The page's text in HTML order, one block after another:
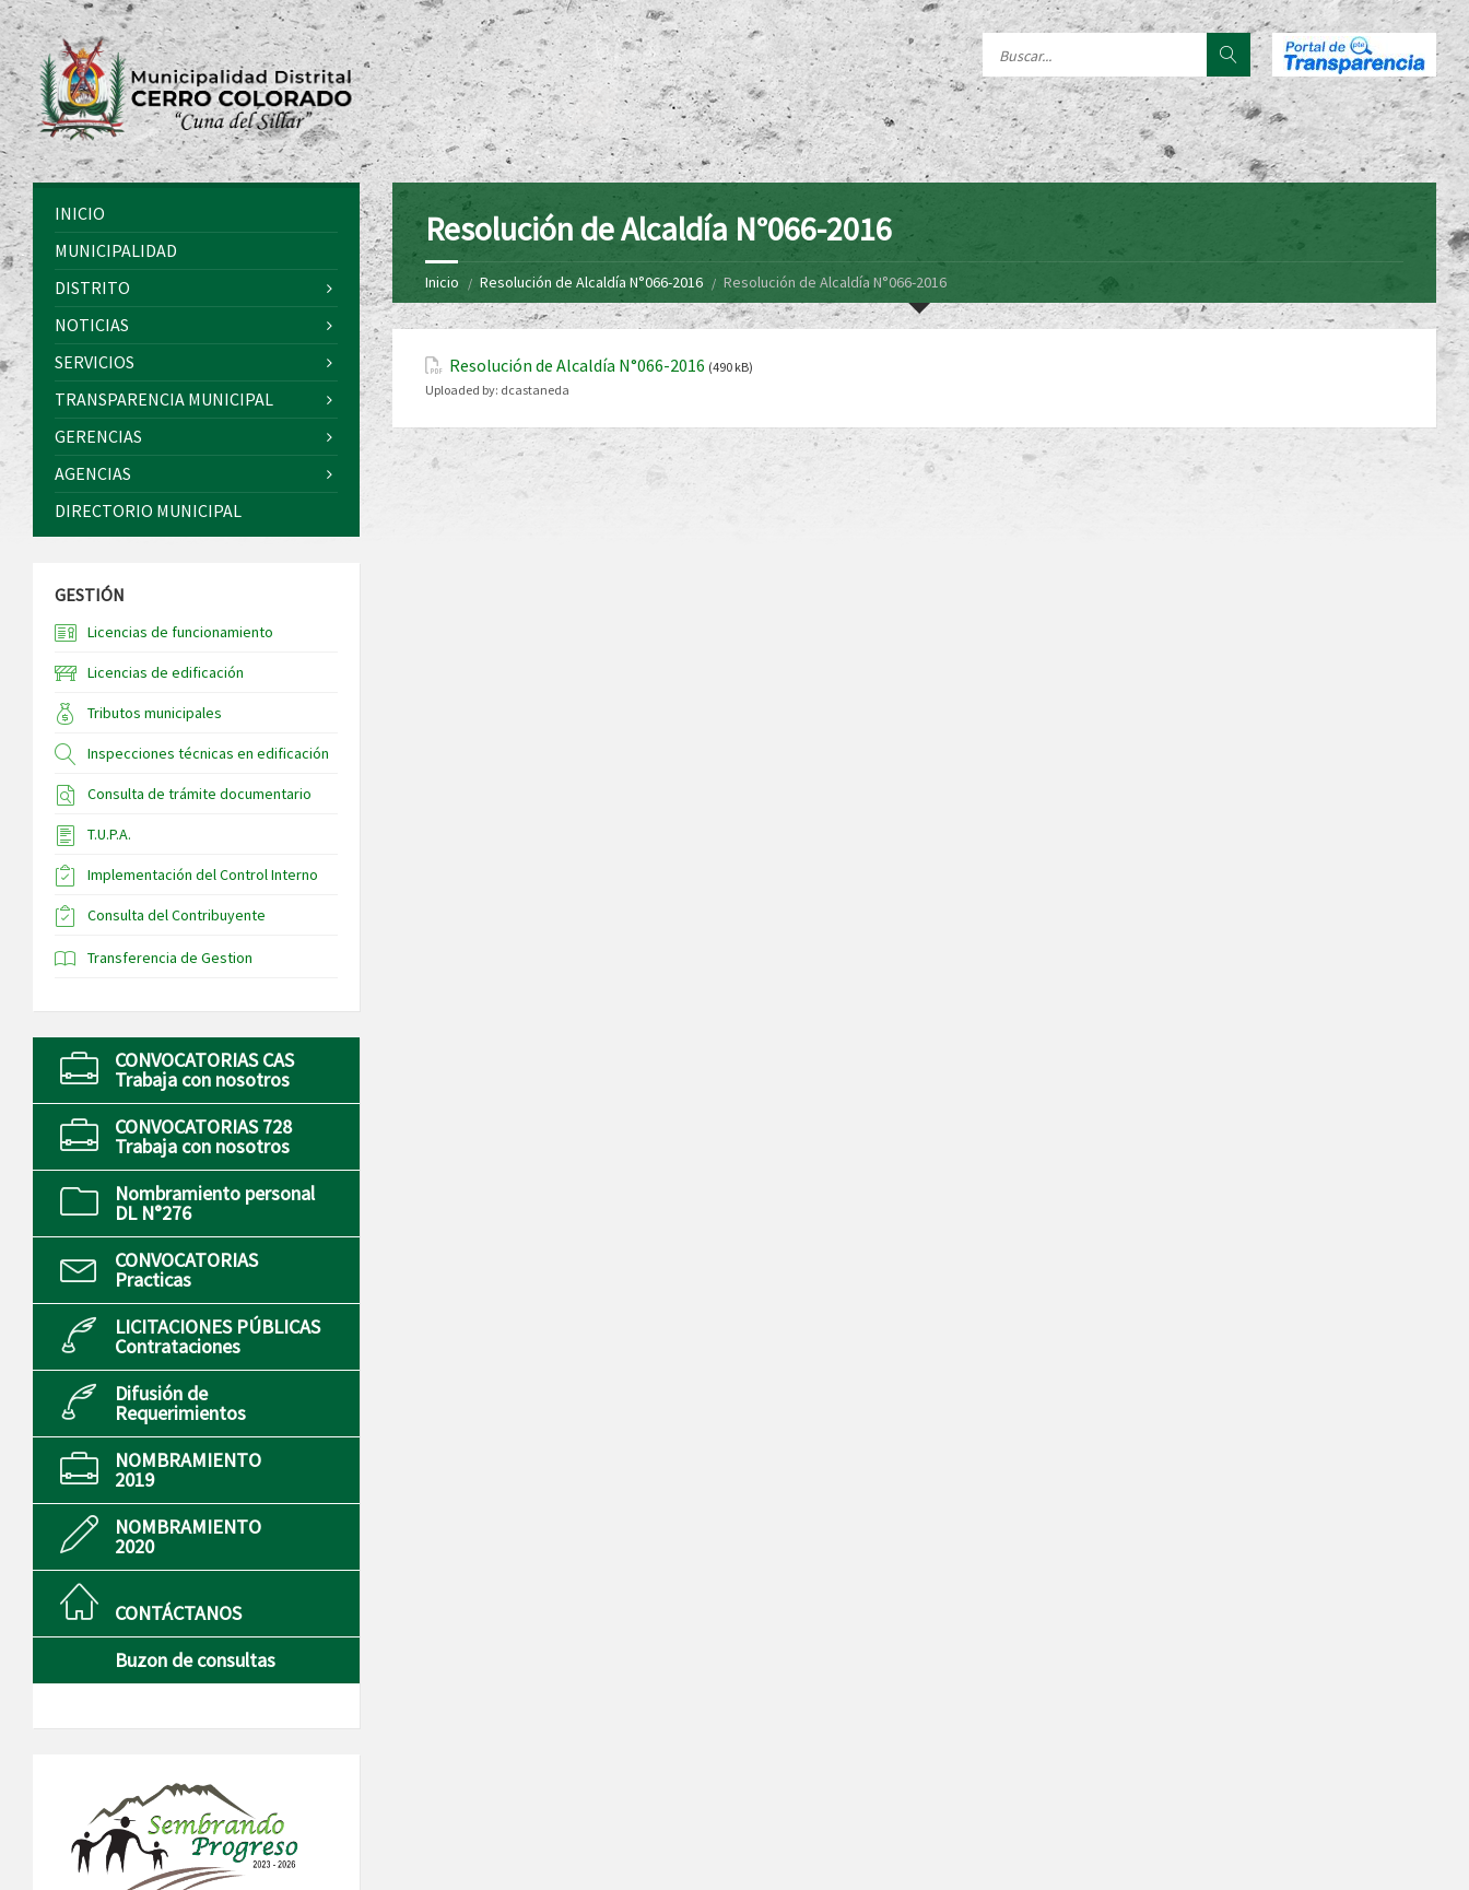
Resolución de Alcaldía N°066-2016
Inicio Resolución de Alcaldía N°066-2016 Resolución de Alcaldía N°066-2016
Resolución de Alcaldía N°066-2016 (490 kB)
Uploaded by: dcastaneda
INICIO
MUNICIPALIDAD
DISTRITO
NOTICIAS
SERVICIOS
TRANSPARENCIA MUNICIPAL
GERENCIAS
AGENCIAS
DIRECTORIO MUNICIPAL
GESTIÓN
Licencias de funcionamiento
Licencias de edificación
Tributos municipales
Inspecciones técnicas en edificación
Consulta de trámite documentario
T.U.P.A.
Implementación del Control Interno
Consulta del Contribuyente
Transferencia de Gestion
CONVOCATORIAS CAS
Trabaja con nosotros
CONVOCATORIAS 728
Trabaja con nosotros
Nombramiento personal
DL N°276
CONVOCATORIAS
Practicas
LICITACIONES PÚBLICAS
Contrataciones
Difusión de
Requerimientos
NOMBRAMIENTO
2019
NOMBRAMIENTO
2020
CONTÁCTANOS
Buzon de consultas